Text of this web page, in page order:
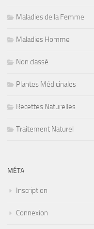
Maladies de la Femme
Maladies Homme
Non classé
Plantes Médicinales
Recettes Naturelles
Traitement Naturel
MÉTA
Inscription
Connexion